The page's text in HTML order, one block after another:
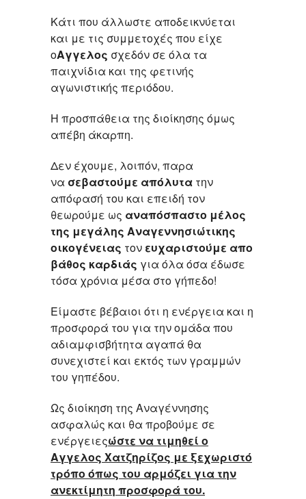
Κάτι που άλλωστε αποδεικνύεται
και με τις συμμετοχές που είχε
οΑγγελος σχεδόν σε όλα τα
παιχνίδια και της φετινής
αγωνιστικής περιόδου.
Η προσπάθεια της διοίκησης όμως
απέβη άκαρπη.
Δεν έχουμε, λοιπόν, παρα
να σεβαστούμε απόλυτα την
απόφασή του και επειδή τον
θεωρούμε ως αναπόσπαστο μέλος
της μεγάλης Αναγεννησιώτικης
οικογένειας τον ευχαριστούμε απο
βάθος καρδιάς για όλα όσα έδωσε
τόσα χρόνια μέσα στο γήπεδο!
Είμαστε βέβαιοι ότι η ενέργεια και η
προσφορά του για την ομάδα που
αδιαμφισβήτητα αγαπά θα
συνεχιστεί και εκτός των γραμμών
του γηπέδου.
Ως διοίκηση της Αναγέννησης
ασφαλώς και θα προβούμε σε
ενέργειεςώστε να τιμηθεί ο
Αγγελος Χατζηρίζος με ξεχωριστό
τρόπο όπως του αρμόζει για την
ανεκτίμητη προσφορά του.